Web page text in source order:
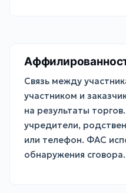
Связь между
участником и
на результаты
учредители,
или телефон. ФАС
обнаружения сговора.